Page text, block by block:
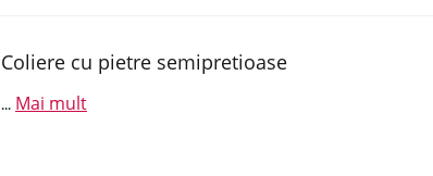
Coliere cu pietre semipretioase
... Mai mult